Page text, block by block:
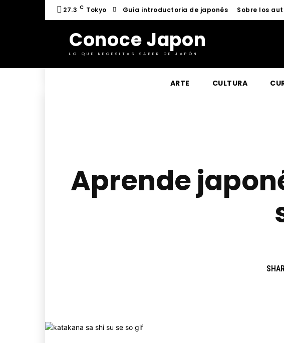
27.3 C Tokyo Guía introductoria de japonés Sobre los
Conoce Japon
LO QUE NECESITAS SABER DE JAPÓN
ARTE CULTURA
Aprende